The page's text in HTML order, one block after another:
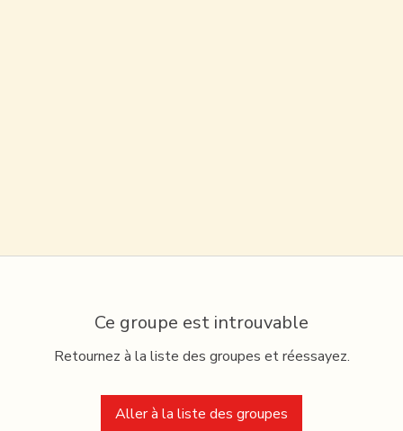
Ce groupe est introuvable
Retournez à la liste des groupes et réessayez.
Aller à la liste des groupes